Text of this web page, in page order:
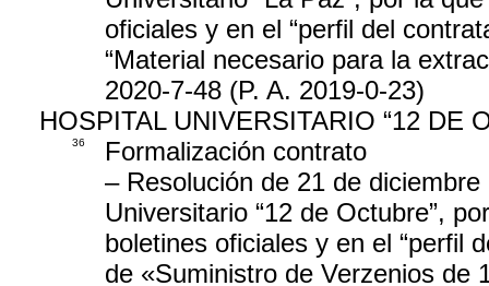
oficiales y en el “perfil del
“Material necesario para la
2020-7-48 (P. A. 2019-0-23)
HOSPITAL UNIVERSITARIO “12 DE
36
Formalización contrato
– Resolución de 21 de
Universitario “12 de Octubre”,
boletines oficiales y en el “perfil
de «Suministro de Verzenios de